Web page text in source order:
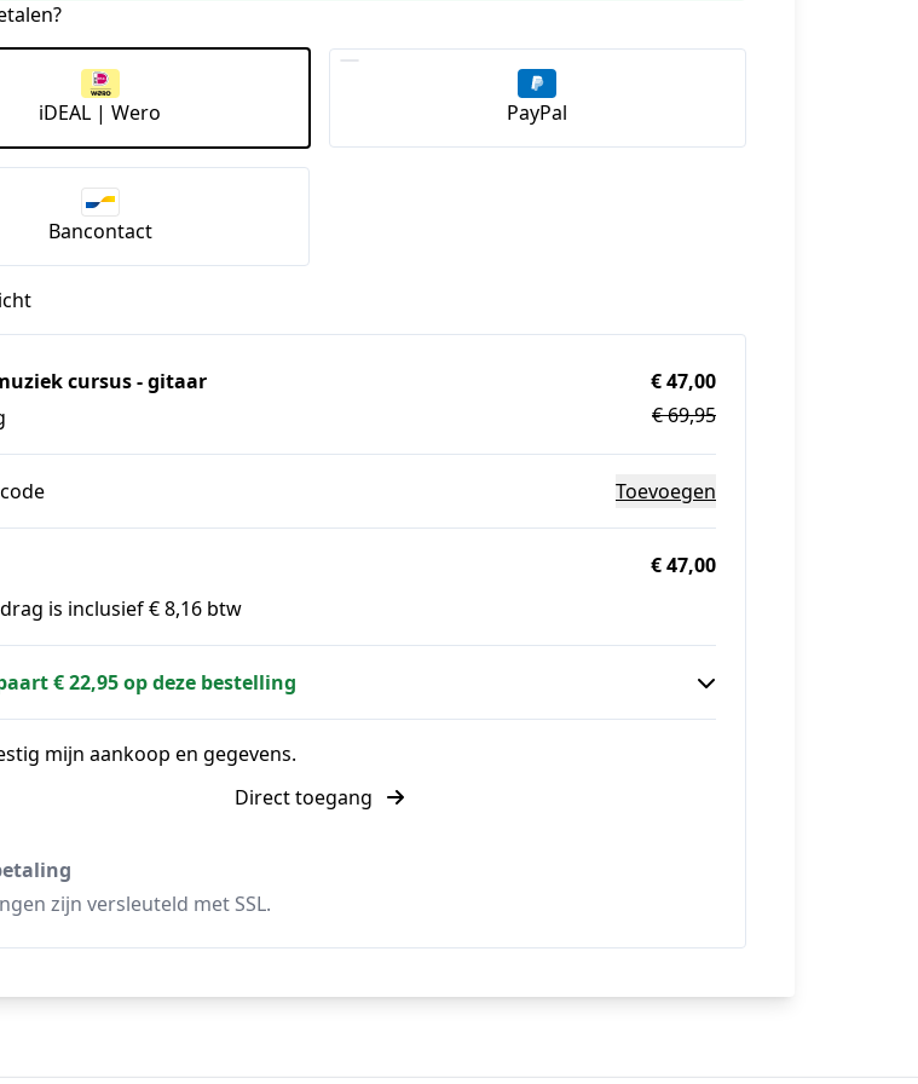
iDEAL | Wero PayPal
Bancontact
cursus - gitaar
€ 47,00
€ 69,95
Toevoegen
€ 47,00
is inclusief € 8,16 btw
€ 22,95 op deze bestelling
mijn aankoop en gegevens.
Direct toegang
zijn versleuteld met SSL.